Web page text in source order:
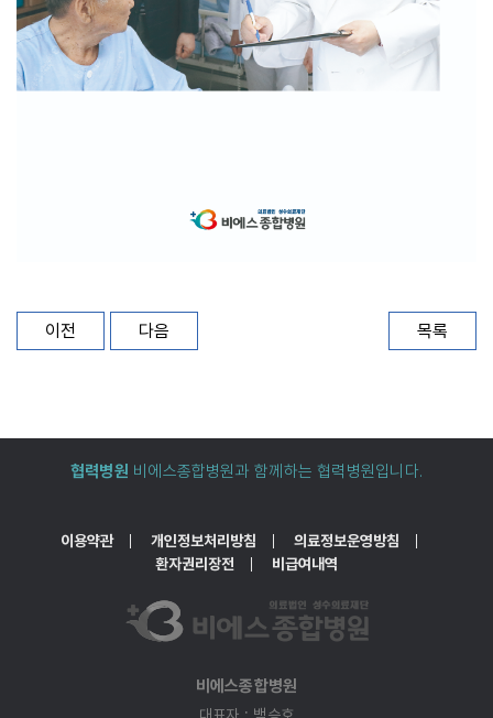
이전 다음 목록
협력병원 비에스종합병원과 함께하는 협력병원입니다.
이용약관 개인정보처리방침
의료정보운영방침
환자권리장전
비급여내역
비에스종합병원